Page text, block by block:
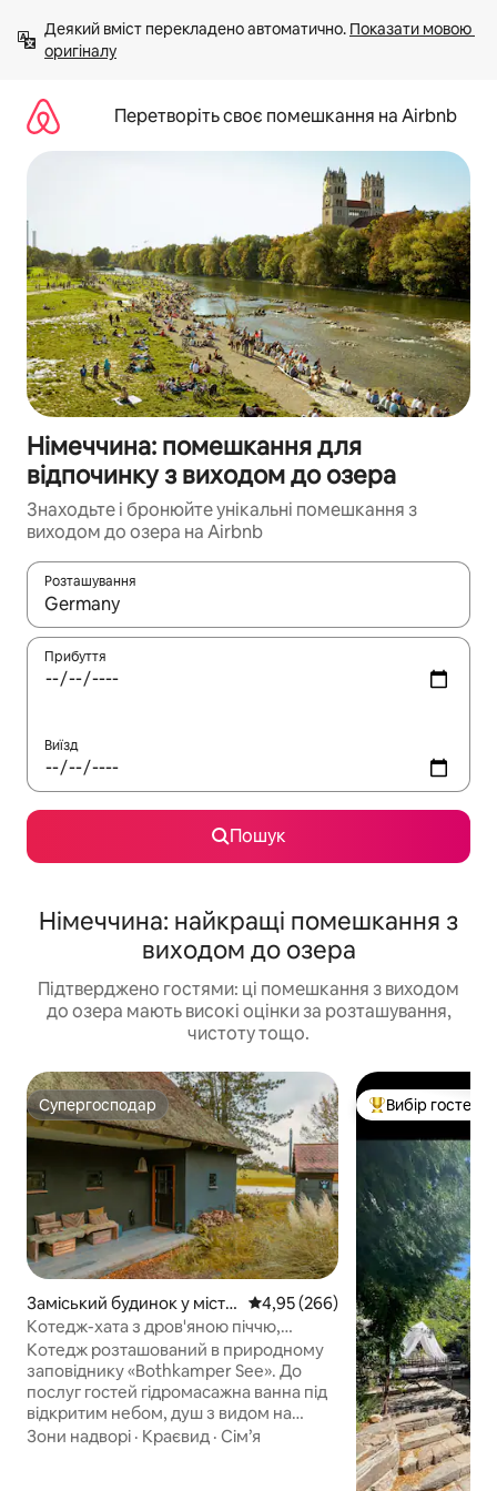
вмісту
Деякий вміст перекладено автоматично. Показати мовою
оригіналу
Перетворіть своє помешкання на Airbnb
Німеччина: помешкання для
відпочинку з виходом до озера
Знаходьте і бронюйте унікальні помешкання з
виходом до озера на Airbnb
Розташування
Отримавши результати пошуку, використовуйте для
Прибуття
Виїзд
Пошук
Німеччина: найкращі помешкання з
виходом до озера
Підтверджено гостями: ці помешкання з виходом
до озера мають високі оцінки за розташування,
чистоту тощо.
Супергосподар
Супергосподар
Заміський будинок у місті
Bissee
Середня оцінка: 4,95 з 5,
4,95 (266)
Котедж-хата з дров'яною піччю,
гідромасажною ванною та паровою
сауною
Котедж розташований в природному
заповіднику «Bothkamper See». До
послуг гостей гідромасажна ванна під
відкритим небом, душ з видом на
природу, парова сауна, дров 'яна піч,
Зони надворі · Краєвид · Сім’я
Топ вибір гостей
Вибір гостей